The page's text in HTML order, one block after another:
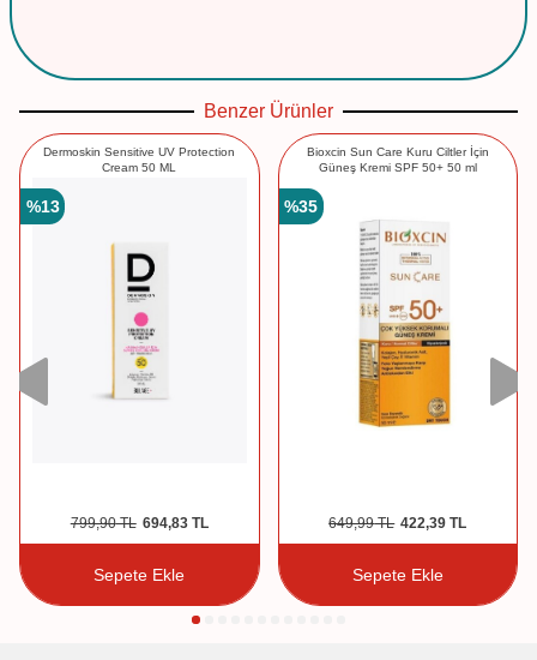
Benzer Ürünler
Dermoskin Sensitive UV Protection
Cream 50 ML
%13
799,90TL 694,83TL
Sepete Ekle
Bioxcin Sun Care Kuru Ciltler İçin
Güneş Kremi SPF 50+ 50 ml
%35
649,99TL 422,39 TL
Sepete Ekle